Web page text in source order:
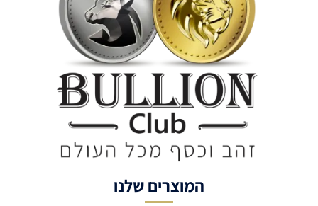
המוצרים שלנו